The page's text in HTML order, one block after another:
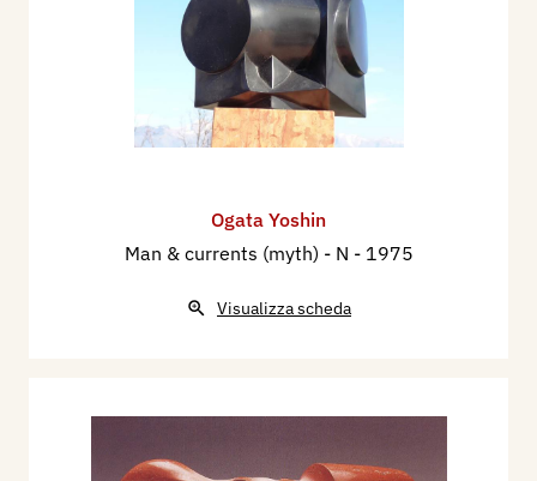
Ogata Yoshin
Man & currents (myth) - N - 1975
Visualizza scheda